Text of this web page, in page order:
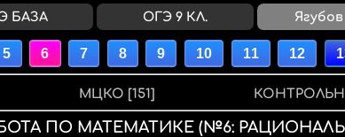
МЦКО [151]
ПО МАТЕМАТИКЕ (№6:
БАЗА ОГЭ 9 КЛ.